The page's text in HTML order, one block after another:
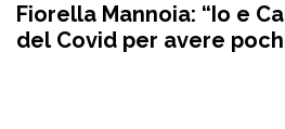
Fiorella Mannoia: “Io e
del Covid per avere